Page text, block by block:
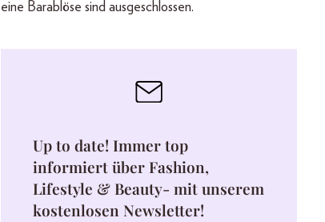
eine Barablöse sind ausgeschlossen.
Up to date! Immer top
informiert über Fashion,
Lifestyle & Beauty- mit unserem
kostenlosen Newsletter!